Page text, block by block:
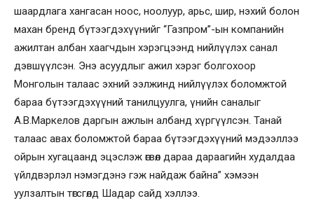
шаардлага хангасан ноос, ноолуур, арьс, шир, нэхий болон
махан бренд бүтээгдэхүүнийг “Газпром”-ын компанийн
ажилтан албан хаагчдын хэрэгцээнд нийлүүлэх санал
дэвшүүлсэн. Энэ асуудлыг ажил хэрэг болгохоор
Монголын талаас эхний ээлжинд нийлүүлэх боломжтой
бараа бүтээгдэхүүний танилцуулга, үнийн саналыг
А.В.Маркелов даргын ажлын албанд хүргүүлсэн. Танай
талаас авах боломжтой бараа бүтээгдэхүүний мэдээллээ
ойрын хугацаанд эцэслэж өгвөл дараа дараагийн худалдаа
үйлдвэрлэл нэмэгдэнэ гэж найдаж байна” хэмээн
уулзалтын төгсгөлд Шадар сайд хэллээ.